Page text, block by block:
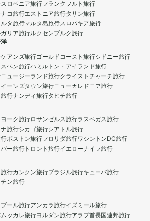
スロベニア旅行フランクフルト旅行
ナコ旅行エストニア旅行タリン旅行
ルタ旅行マルタ島旅行スロバキア旅行
ガリア旅行ルクセンブルク旅行
ケアンズ旅行ゴールドコースト旅行シドニー旅行
スベン旅行ハミルトン・アイランド旅行
ニュージーランド旅行クライストチャーチ旅行
イーンズタウン旅行ニューカレドニア旅行
行ナンディ旅行タヒチ旅行
ーク旅行ロサンゼルス旅行ラスベガス旅行
旅行シカゴ旅行シアトル旅行
ボストン旅行フロリダ旅行ワシントンDC旅行
ー旅行 トロント旅行イエローナイフ旅行
旅行カンクン旅行ブラジル旅行キューバ旅行
ン旅行
ール旅行アンカラ旅行イズミール旅行
ッカレ旅行ヨルダン旅行アラブ首長国連邦旅行